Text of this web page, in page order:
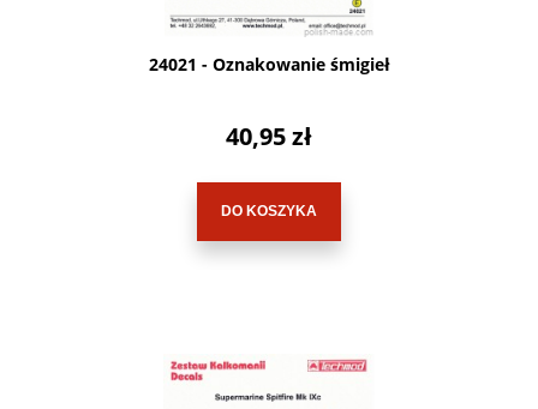
24021 - Oznakowanie śmigieł
40,95 zł
DO KOSZYKA